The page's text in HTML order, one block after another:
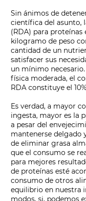
Sin ánimos de
científica del asunto,
(RDA) para
kilogramo de peso
cantidad de un
satisfacer sus
un mínimo
física moderada, el
RDA constituye el
Es verdad, a mayor
ingesta, mayor es la
a pesar del
mantenerse delgado
de eliminar grasa
que el consumo se
para mejores
de proteínas esté
consumo de otros
equilibrio en nuestra
modos, si, podemos